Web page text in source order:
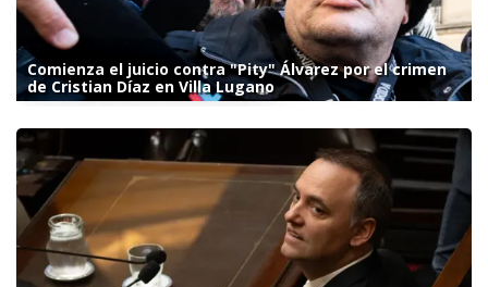
Comienza el juicio contra "Pity" Álvarez por el crimen
de Cristian Díaz en Villa Lugano